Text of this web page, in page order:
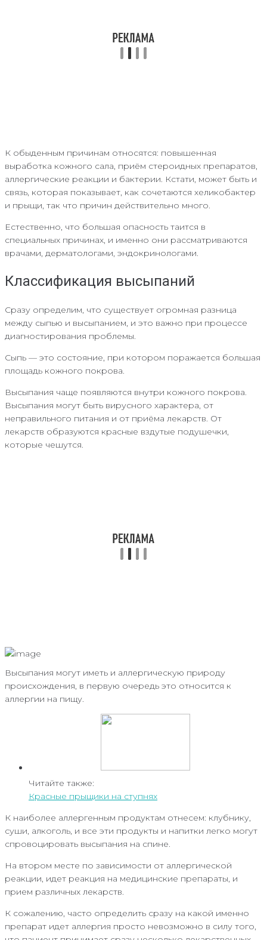
К обыденным причинам относятся: повышенная
выработка кожного сала, приём стероидных препаратов,
аллергические реакции и бактерии. Кстати, может быть и
связь, которая показывает, как сочетаются хеликобактер
и прыщи, так что причин действительно много.
Естественно, что большая опасность таится в
специальных причинах, и именно они рассматриваются
врачами, дерматологами, эндокринологами.
Классификация высыпаний
Сразу определим, что существует огромная разница
между сыпью и высыпанием, и это важно при процессе
диагностирования проблемы.
Сыпь — это состояние, при котором поражается большая
площадь кожного покрова.
Высыпания чаще появляются внутри кожного покрова.
Высыпания могут быть вирусного характера, от
неправильного питания и от приёма лекарств. От
лекарств образуются красные вздутые подушечки,
которые чешутся.
Высыпания могут иметь и аллергическую природу
происхождения, в первую очередь это относится к
аллергии на пищу.
Читайте также:
Красные прыщики на ступнях
К наиболее аллергенным продуктам отнесем: клубнику,
суши, алкоголь, и все эти продукты и напитки легко могут
спровоцировать высыпания на спине.
На втором месте по зависимости от аллергической
реакции, идет реакция на медицинские препараты, и
прием различных лекарств.
К сожалению, часто определить сразу на какой именно
препарат идет аллергия просто невозможно в силу того,